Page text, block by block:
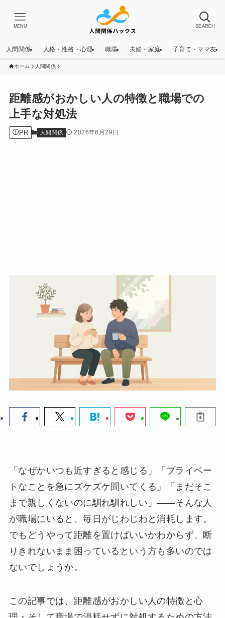
SEARCH
MENU
人間関係 人格・性格・心理 職場 夫婦・家庭 子育て・ママ友
ホーム 人間関係
距離感がおかしい人の特徴と職場での
上手な対処法
PR 人間関係 2026年6月29日
「なぜかいつも近すぎると感じる」「プライベー
トなことを急にズケズケ聞いてくる」「まだそこ
まで親しくないのに馴れ馴れしい」——そんな人
が職場にいると、毎日がじわじわと消耗します。
でもどうやって距離を置けばいいかわからず、断
りきれないまま困っているという方も多いのでは
ないでしょうか。
この記事では、距離感がおかしい人の特徴と心